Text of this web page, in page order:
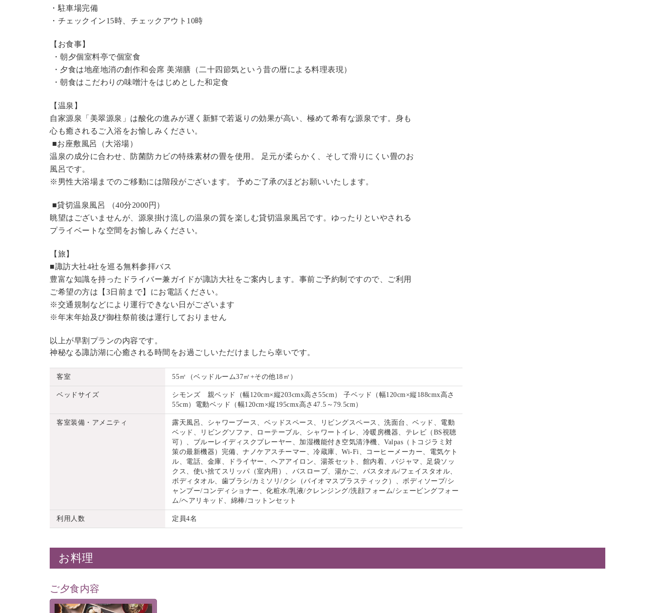
・駐車場完備
・チェックイン15時、チェックアウト10時
【お食事】
・朝夕個室料亭で個室食
・夕食は地産地消の創作和会席 美湖膳（二十四節気という昔の暦による料理表現）
・朝食はこだわりの味噌汁をはじめとした和定食
【温泉】
自家源泉「美翠源泉」は酸化の進みが遅く新鮮で若返りの効果が高い、極めて希有な源泉です。身も
心も癒されるご入浴をお愉しみください。
■お座敷風呂（大浴場）
温泉の成分に合わせ、防菌防カビの特殊素材の畳を使用。 足元が柔らかく、そして滑りにくい畳のお
風呂です。
※男性大浴場までのご移動には階段がございます。 予めご了承のほどお願いいたします。
■貸切温泉風呂 （40分2000円）
眺望はございませんが、源泉掛け流しの温泉の質を楽しむ貸切温泉風呂です。ゆったりといやされる
プライベートな空間をお愉しみください。
【旅】
■諏訪大社4社を巡る無料参拝バス
豊富な知識を持ったドライバー兼ガイドが諏訪大社をご案内します。事前ご予約制ですので、ご利用
ご希望の方は【3日前まで】にお電話ください。
※交通規制などにより運行できない日がございます
※年末年始及び御柱祭前後は運行しておりません
以上が早割プランの内容です。
神秘なる諏訪湖に心癒される時間をお過ごしいただけましたら幸いです。
客室 55㎡（ベッドルーム37㎡+その他18㎡）
ベッドサイズ
シモンズ 親ベッド（幅120cm×縦203cmx高さ55cm） 子ベッド（幅120cm×縦188cmx高さ
55cm）電動ベッド（幅120cm×縦195cmx高さ47.5～79.5cm）
客室装備・アメニティ
露天風呂、シャワーブース、ベッドスペース、リビングスペース、洗面台、ベッド、電動
ベッド、リビングソファ、ローテーブル、シャワートイレ、冷暖房機器、テレビ（BS視聴
可）、ブルーレイディスクプレーヤー、加湿機能付き空気清浄機、Valpas（トコジラミ対
策の最新機器）完備、ナノケアスチーマー、冷蔵庫、Wi-Fi、コーヒーメーカー、電気ケト
ル、電話、金庫、ドライヤー、ヘアアイロン、湯茶セット、館内着、パジャマ、足袋ソッ
クス、使い捨てスリッパ（室内用）、バスローブ、湯かご、バスタオル/フェイスタオル、
ボディタオル、歯ブラシ/カミソリ/クシ（バイオマスプラスティック）、ボディソープ/シ
ャンプー/コンディショナー、化粧水/乳液/クレンジング/洗顔フォーム/シェービングフォー
ム/ヘアリキッド、綿棒/コットンセット
利用人数 定員4名
お料理
ご夕食内容